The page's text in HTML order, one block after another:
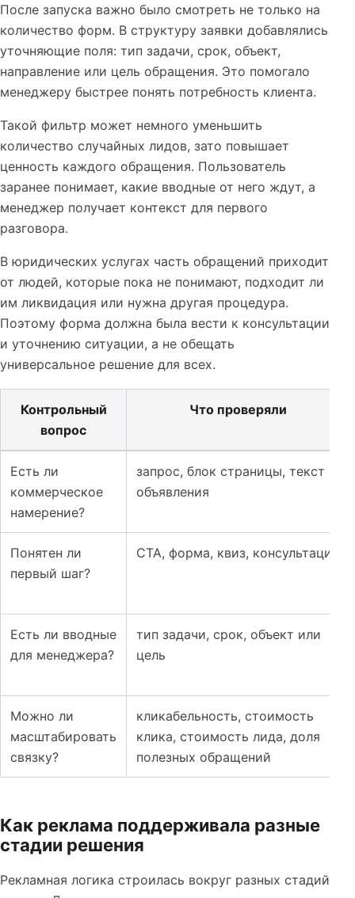
После запуска важно было смотреть не только на
количество форм. В структуру заявки добавлялись
уточняющие поля: тип задачи, срок, объект,
направление или цель обращения. Это помогало
менеджеру быстрее понять потребность клиента.
Такой фильтр может немного уменьшить
количество случайных лидов, зато повышает
ценность каждого обращения. Пользователь
заранее понимает, какие вводные от него ждут, а
менеджер получает контекст для первого
разговора.
В юридических услугах часть обращений приходит
от людей, которые пока не понимают, подходит ли
им ликвидация или нужна другая процедура.
Поэтому форма должна была вести к консультации
и уточнению ситуации, а не обещать
универсальное решение для всех.
Контрольный
вопрос
Что проверяли
Есть ли
коммерческое
намерение?
запрос, блок страницы, текст
объявления
Понятен ли
первый шаг?
CTA, форма, квиз, консультация
Есть ли вводные
для менеджера?
тип задачи, срок, объект или
цель
Можно ли
масштабировать
связку?
кликабельность, стоимость
клика, стоимость лида, доля
полезных обращений
Как реклама поддерживала разные
стадии решения
Рекламная логика строилась вокруг разных стадий